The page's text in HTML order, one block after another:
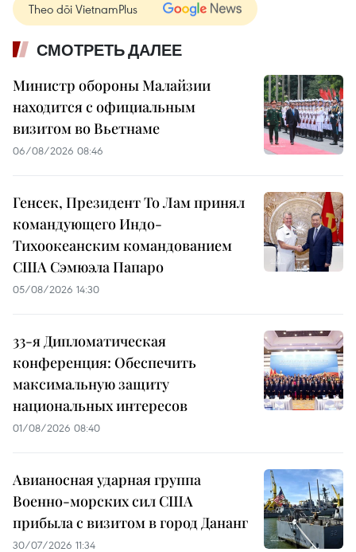
Theo dõi VietnamPlus
СМОТРЕТЬ ДАЛЕЕ
Министр обороны Малайзии
находится с официальным
визитом во Вьетнаме
06/08/2026 08:46
Генсек, Президент То Лам принял
командующего Индо-
Тихоокеанским командованием
США Сэмюэла Папаро
05/08/2026 14:30
33-я Дипломатическая
конференция: Обеспечить
максимальную защиту
национальных интересов
01/08/2026 08:40
Авианосная ударная группа
Военно-морских сил США
прибыла с визитом в город Дананг
30/07/2026 11:34